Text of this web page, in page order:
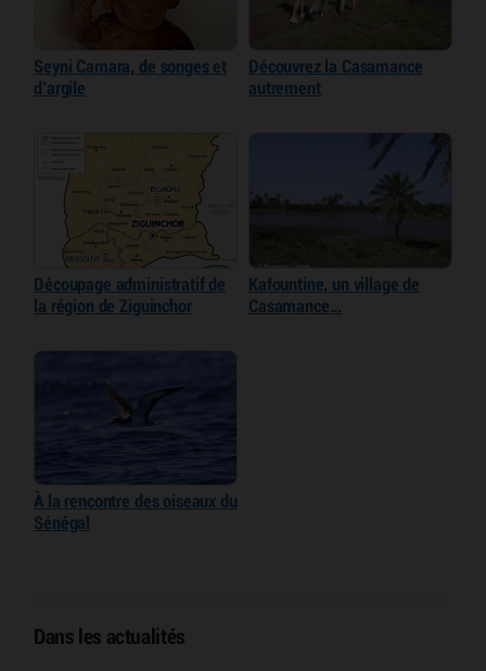
Seyni Camara, de songes et
d’argile
Découvrez la Casamance
autrement
Découpage administratif de
la région de Ziguinchor
Kafountine, un village de
Casamance...
À la rencontre des oiseaux du
Sénégal
Dans les actualités